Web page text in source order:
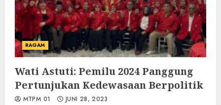
RAGAM
Wati Astuti: Pemilu 2024 Panggung
Pertunjukan Kedewasaan Berpolitik
MTPM 01 JUNI 28, 2023